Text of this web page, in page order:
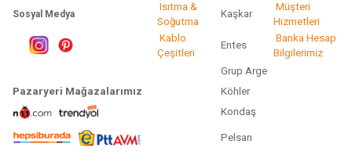
Sosyal Medya
Isıtma &
Soğutma
Kaşkar
Müşteri
Hizmetleri
Kablo
Çeşitleri
Entes
Banka Hesap
Bilgilerimiz
Grup Arge
Pazaryeri Mağazalarımız
Köhler
Kondaş
Pelsan